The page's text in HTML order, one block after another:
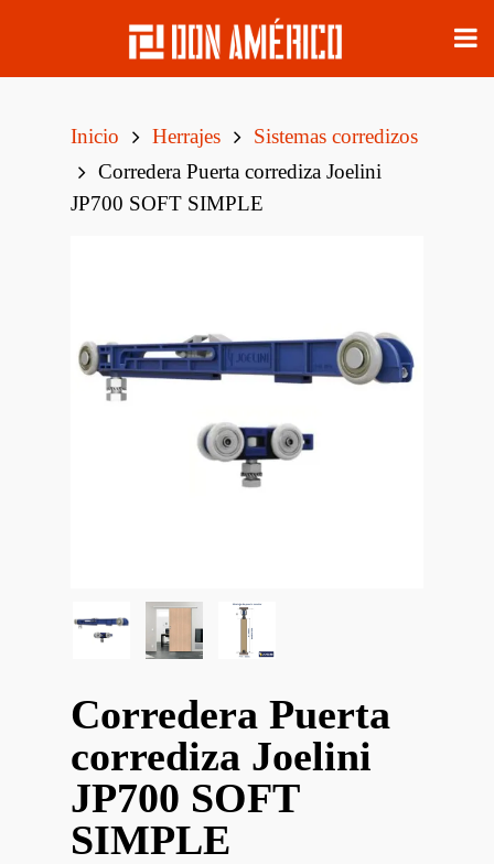
Inicio Herrajes
Sistemas corredizos
Corredera Puerta corrediza Joelini
JP700 SOFT SIMPLE
Corredera Puerta
corrediza Joelini
JP700 SOFT
SIMPLE